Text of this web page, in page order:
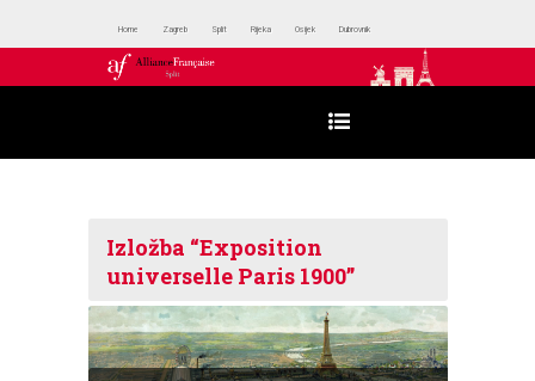
Home Zagreb Split Rijeka Osijek Dubrovnik
Izložba “Exposition
universelle Paris 1900”